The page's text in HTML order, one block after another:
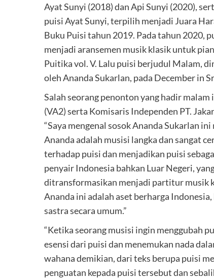
Ayat Sunyi (2018) dan Api Sunyi (2020),
puisi Ayat Sunyi, terpilih menjadi Juara
Buku Puisi tahun 2019. Pada tahun 2020,
menjadi aransemen musik klasik untuk
Puitika vol. V. Lalu puisi berjudul Malam,
oleh Ananda Sukarlan, pada December in
Salah seorang penonton yang hadir
(VA2) serta Komisaris Independen PT.
“Saya mengenal sosok Ananda Sukarlan
Ananda adalah musisi langka dan sangat
terhadap puisi dan menjadikan puisi
penyair Indonesia bahkan Luar Negeri,
ditransformasikan menjadi partitur musik
Ananda ini adalah aset berharga
sastra secara umum.”
“Ketika seorang musisi ingin menggubah
esensi dari puisi dan menemukan nada
wahana demikian, dari teks berupa puisi
penguatan kepada puisi tersebut dan